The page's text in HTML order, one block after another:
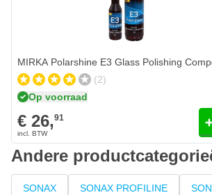
In mijn winkelwagen
MIRKA Polarshine E3 Glass Polishing
(2)
Op voorraad
€ 26,91
Andere
SONAX SONAX PROFILINE